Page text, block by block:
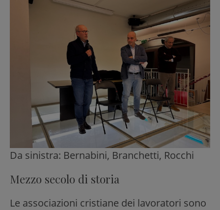
Da sinistra: Bernabini, Branchetti, Rocchi
Mezzo secolo di storia
Le associazioni cristiane dei lavoratori sono